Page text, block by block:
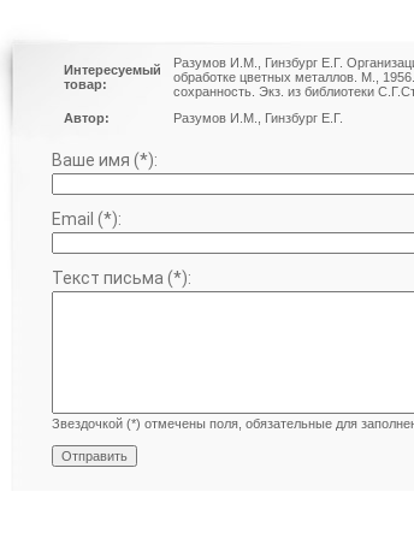
Интересуемый
товар:
Разумов И.М., Гинзбург Е.Г.
обработке цветных металлов. М.,
сохранность. Экз. из библиотеки
Автор:
Разумов И.М., Гинзбург Е.Г.
Ваше имя (*):
Email (*):
Текст письма (*):
Звездочкой (*) отмечены поля, обязательные для